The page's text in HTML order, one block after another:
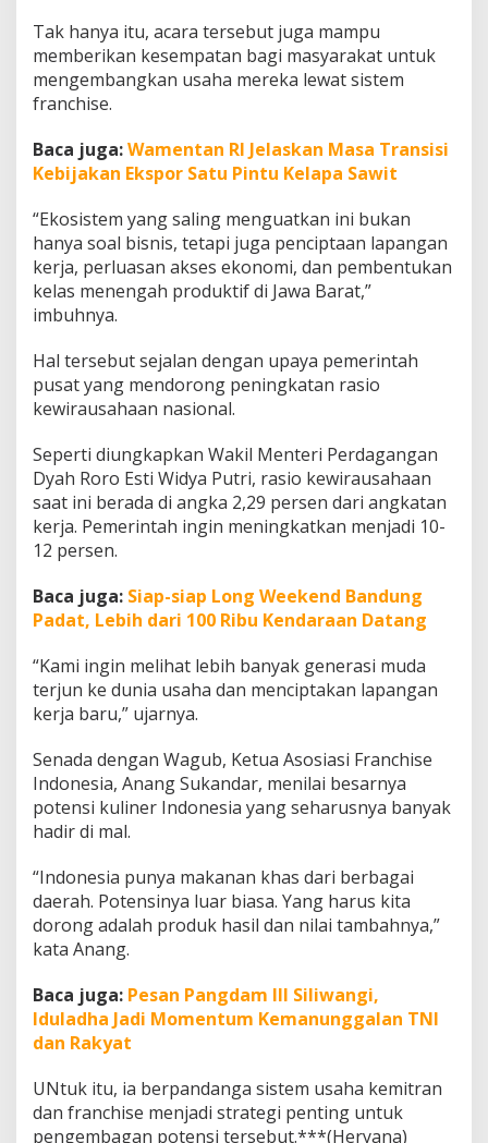
Tak hanya itu, acara tersebut juga mampu
memberikan kesempatan bagi masyarakat untuk
mengembangkan usaha mereka lewat sistem
franchise.
Baca juga:Wamentan RI Jelaskan Masa Transisi
Kebijakan Ekspor Satu Pintu Kelapa Sawit
“Ekosistem yang saling menguatkan ini bukan
hanya soal bisnis, tetapi juga penciptaan lapangan
kerja, perluasan akses ekonomi, dan pembentukan
kelas menengah produktif di Jawa Barat,”
imbuhnya.
Hal tersebut sejalan dengan upaya pemerintah
pusat yang mendorong peningkatan rasio
kewirausahaan nasional.
Seperti diungkapkan Wakil Menteri Perdagangan
Dyah Roro Esti Widya Putri, rasio kewirausahaan
saat ini berada di angka 2,29 persen dari angkatan
kerja. Pemerintah ingin meningkatkan menjadi 10-
12 persen.
Baca juga: Siap-siap Long Weekend Bandung
Padat, Lebih dari 100 Ribu Kendaraan Datang
“Kami ingin melihat lebih banyak generasi muda
terjun ke dunia usaha dan menciptakan lapangan
kerja baru,” ujarnya.
Senada dengan Wagub, Ketua Asosiasi Franchise
Indonesia, Anang Sukandar, menilai besarnya
potensi kuliner Indonesia yang seharusnya banyak
hadir di mal.
“Indonesia punya makanan khas dari berbagai
daerah. Potensinya luar biasa. Yang harus kita
dorong adalah produk hasil dan nilai tambahnya,”
kata Anang.
Baca juga: Pesan Pangdam III Siliwangi,
Iduladha Jadi Momentum Kemanunggalan TNI
dan Rakyat
UNtuk itu, ia berpandanga sistem usaha kemitran
dan franchise menjadi strategi penting untuk
pengembagan potensi tersebut.***(Heryana)